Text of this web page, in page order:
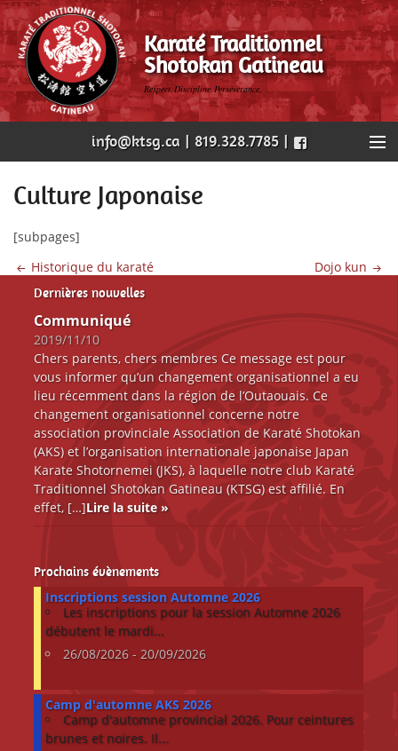
Karaté Traditionnel
Shotokan Gatineau
Respect. Discipline. Persévérance.
info@ktsg.ca | 819.328.7785 |
Accueil
Nos cours
Évènements
Nous joindre
Ressources
Culture Japonaise
[subpages]
Historique du karaté
Dojo kun
Dernières nouvelles
Communiqué
2019/11/10
Chers parents, chers membres Ce message est pour
vous informer qu’un changement organisationnel a eu
lieu récemment dans la région de l’Outaouais. Ce
changement organisationnel concerne notre
association provinciale Association de Karaté Shotokan
(AKS) et l’organisation internationale japonaise Japan
Karate Shotornemei (JKS), à laquelle notre club Karaté
Traditionnel Shotokan Gatineau (KTSG) est affilié. En
effet, […]Lire la suite »
Prochains évènements
Inscriptions session Automne 2026
Les inscriptions pour la session Automne 2026
débutent le mardi...
26/08/2026 - 20/09/2026
Camp d'automne AKS 2026
Camp d'automne provincial 2026. Pour ceintures
brunes et noires. Il...